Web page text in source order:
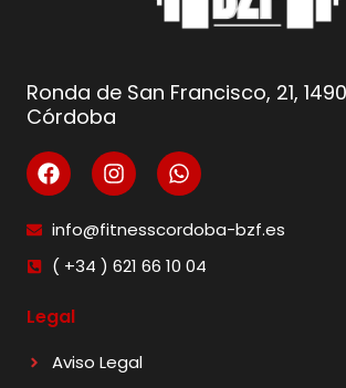
Ronda de San Francisco, 21,
Córdoba
info@fitnesscordoba-bzf.es
( +34 ) 621 66 10 04
Legal
Aviso Legal